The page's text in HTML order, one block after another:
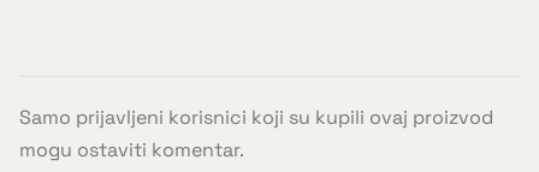
Samo prijavljeni korisnici koji su kupili ovaj proizvod
mogu ostaviti komentar.